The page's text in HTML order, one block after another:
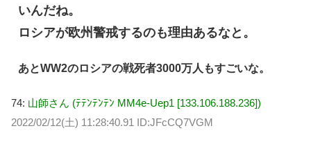
いんだね。
ロシアが欧州警戒するのも理由あるなと。
あとWW2のロシアの戦死者3000万人もすごいな。
74: 山師さん (ﾃﾃﾝﾃﾝﾃﾝ MM4e-Uep1 [133.106.188.236])
2022/02/12(土) 11:28:40.91 ID:JFcCQ7VGM